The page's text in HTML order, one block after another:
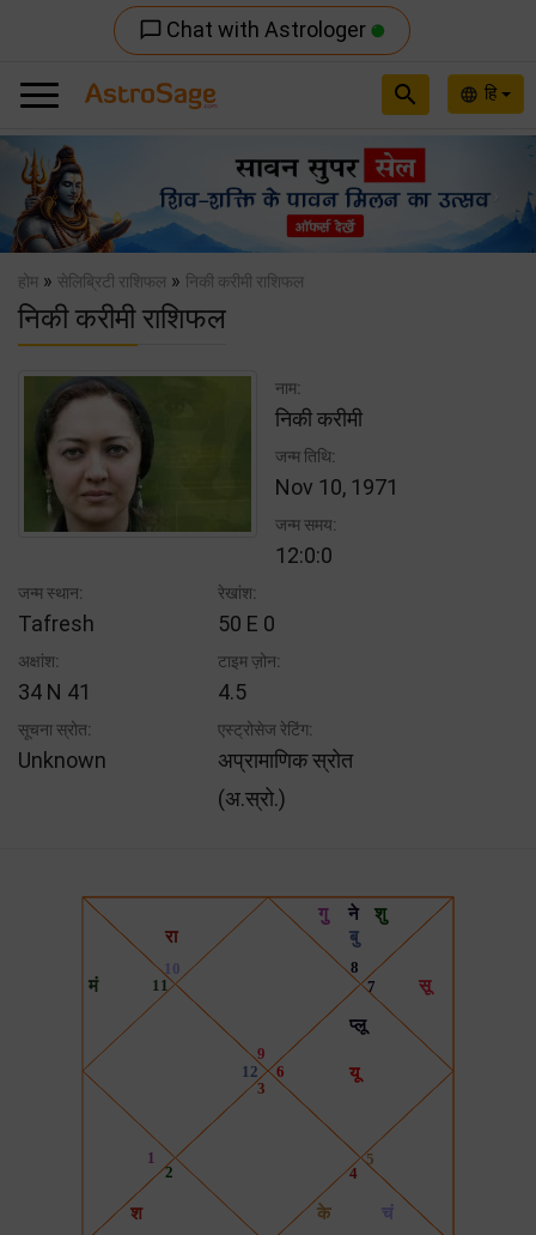
chat_bubble_outline Chat with Astrologer
language हि
search
Previous
होम » सेलिब्रिटी राशिफल » निकी करीमी राशिफल
निकी करीमी राशिफल
नाम:
निकी करीमी
जन्म तिथि:
Nov 10, 1971
जन्म समय:
12:0:0
जन्म स्थान:
Tafresh
रेखांश:
50 E 0
अक्षांश:
34 N 41
टाइम ज़ोन:
4.5
सूचना स्रोत:
Unknown
एस्ट्रोसेज रेटिंग:
अप्रामाणिक स्रोत
(अ.स्रो.)